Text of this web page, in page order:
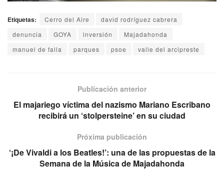
Etiquetas: Cerro del Aire
david rodríguez cabrera
denuncia
GOYA inversión
Majadahonda
manuel de falla
parques psoe valle del arcipreste
Publicación anterior
El majariego víctima del nazismo Mariano Escribano
recibirá un ‘stolpersteine’ en su ciudad
Próxima publicación
‘¡De Vivaldi a los Beatles!’: una de las propuestas de la
Semana de la Música de Majadahonda